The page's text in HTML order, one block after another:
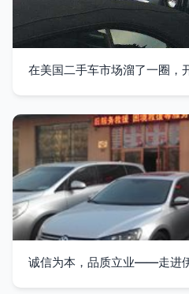
在美国二手车市场溜了一圈，
诚信为本，品质立业——走进